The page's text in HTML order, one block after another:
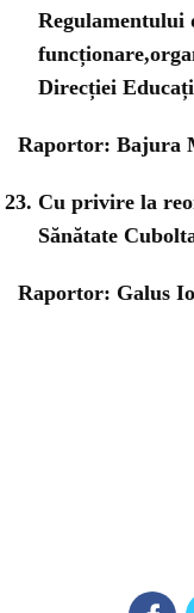
Regulamentului
Direcției
Raportor: Bajura
Cu privire la
Sănătate
Raportor: Galus